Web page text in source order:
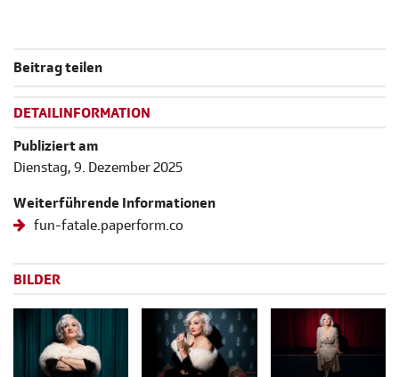
Beitrag teilen
DETAILINFORMATION
Publiziert am
Dienstag, 9. Dezember 2025
Weiterführende Informationen
fun-fatale.paperform.co
BILDER